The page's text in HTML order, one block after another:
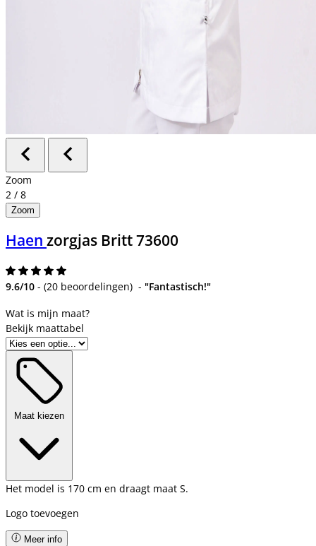
Zoom
2 / 8
Zoom
Haen zorgjas Britt 73600
9.6/10 - (20 beoordelingen) - "Fantastisch!"
Bekijk maattabel
Maat kiezen
Het model is 170 cm en draagt maat S.
Logo toevoegen
Meer info